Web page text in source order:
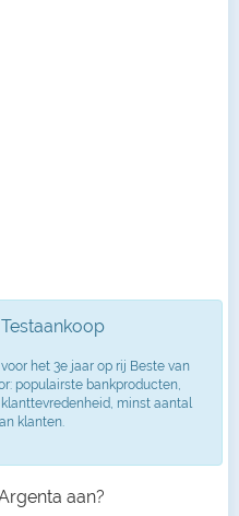
het 3e jaar op rij Beste van
populairste bankproducten,
minst aantal
klanten.
aan?